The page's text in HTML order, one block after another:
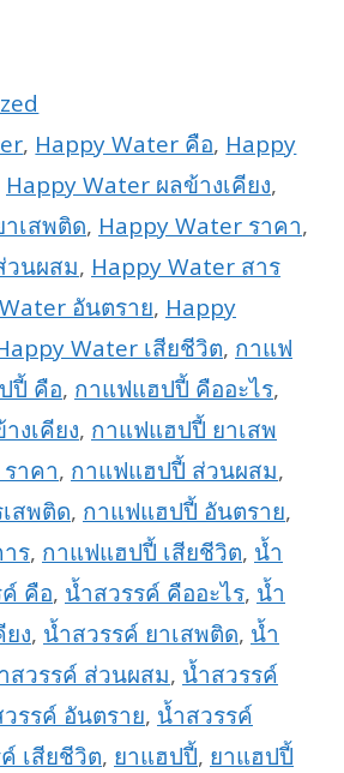
, Happy Water คือ, Happy
Happy Water ผลข้างเคียง,
เสพติด, Happy Water ราคา,
วนผสม, Happy Water สาร
อันตราย, Happy
Water เสียชีวิต, กาแฟ
ปี้ คือ, กาแฟแฮปปี้ คืออะไร,
งเคียง, กาแฟแฮปปี้ ยาเสพ
าคา, กาแฟแฮปปี้ ส่วนผสม,
สพติด, กาแฟแฮปปี้ อันตราย,
ร, กาแฟแฮปปี้ เสียชีวิต, น้ำ
คือ, น้ำสวรรค์ คืออะไร, น้ำ
ง, น้ำสวรรค์ ยาเสพติด, น้ำ
สวรรค์ ส่วนผสม, น้ำสวรรค์
รรค์ อันตราย, น้ำสวรรค์
เสียชีวิต, ยาแฮปปี้, ยาแฮปปี้